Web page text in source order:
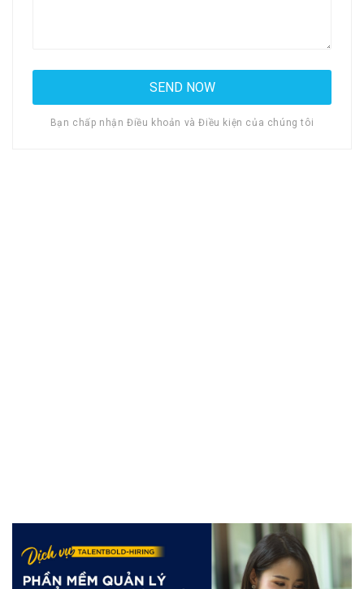
Bạn chấp nhận Điều khoản và Điều kiện của chúng tôi